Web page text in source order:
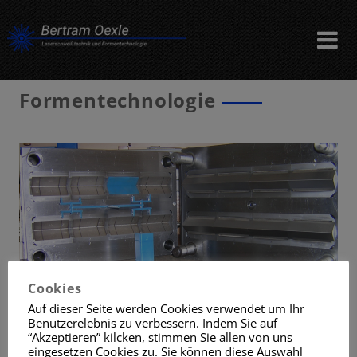
Formentechnologie
Bau von kompletten, kleinenFormen inklusive
Cookies
Auf dieser Seite werden Cookies verwendet um Ihr
Benutzerelebnis zu verbessern. Indem Sie auf
“Akzeptieren” kilcken, stimmen Sie allen von uns
eingesetzen Cookies zu. Sie können diese Auswahl